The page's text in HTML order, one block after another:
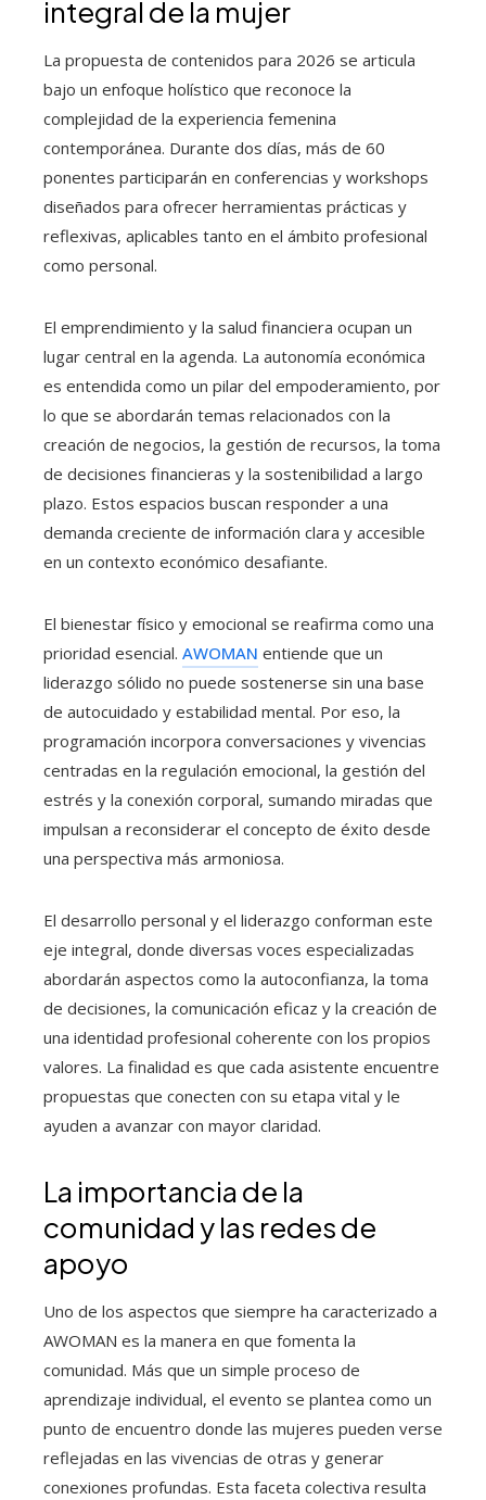
integral de la mujer
La propuesta de contenidos para 2026 se articula
bajo un enfoque holístico que reconoce la
complejidad de la experiencia femenina
contemporánea. Durante dos días, más de 60
ponentes participarán en conferencias y workshops
diseñados para ofrecer herramientas prácticas y
reflexivas, aplicables tanto en el ámbito profesional
como personal.
El emprendimiento y la salud financiera ocupan un
lugar central en la agenda. La autonomía económica
es entendida como un pilar del empoderamiento, por
lo que se abordarán temas relacionados con la
creación de negocios, la gestión de recursos, la toma
de decisiones financieras y la sostenibilidad a largo
plazo. Estos espacios buscan responder a una
demanda creciente de información clara y accesible
en un contexto económico desafiante.
El bienestar físico y emocional se reafirma como una
prioridad esencial. AWOMAN entiende que un
liderazgo sólido no puede sostenerse sin una base
de autocuidado y estabilidad mental. Por eso, la
programación incorpora conversaciones y vivencias
centradas en la regulación emocional, la gestión del
estrés y la conexión corporal, sumando miradas que
impulsan a reconsiderar el concepto de éxito desde
una perspectiva más armoniosa.
El desarrollo personal y el liderazgo conforman este
eje integral, donde diversas voces especializadas
abordarán aspectos como la autoconfianza, la toma
de decisiones, la comunicación eficaz y la creación de
una identidad profesional coherente con los propios
valores. La finalidad es que cada asistente encuentre
propuestas que conecten con su etapa vital y le
ayuden a avanzar con mayor claridad.
La importancia de la
comunidad y las redes de
apoyo
Uno de los aspectos que siempre ha caracterizado a
AWOMAN es la manera en que fomenta la
comunidad. Más que un simple proceso de
aprendizaje individual, el evento se plantea como un
punto de encuentro donde las mujeres pueden verse
reflejadas en las vivencias de otras y generar
conexiones profundas. Esta faceta colectiva resulta